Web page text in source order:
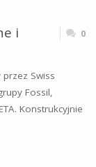
i
0
Swiss
Fossil,
Konstrukcyjnie